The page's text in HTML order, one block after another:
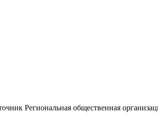
Региональная общественная